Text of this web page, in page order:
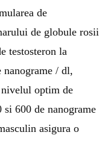
de
de globule rosii
testosteron la
nanograme / dl,
optim de
si 600 de nanograme
asigura o